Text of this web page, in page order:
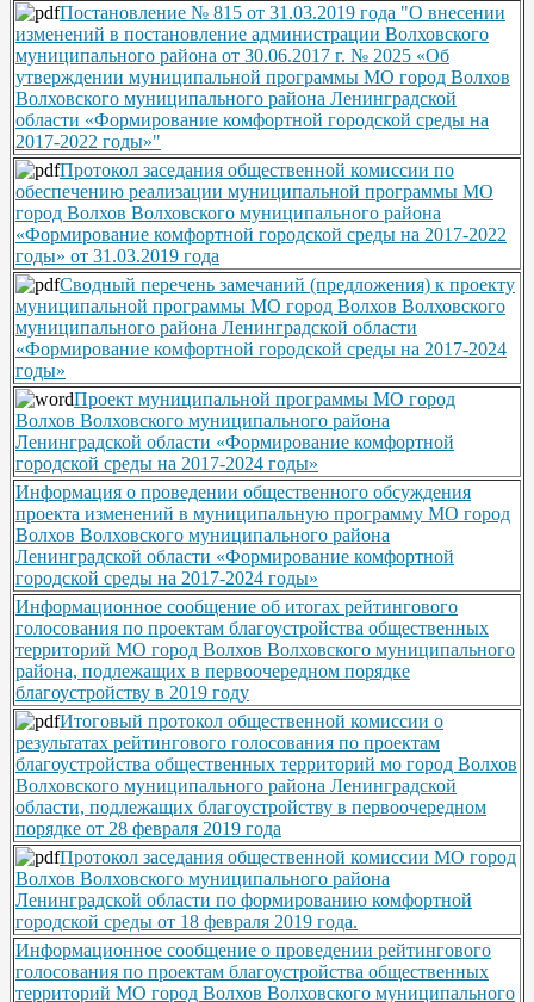
Постановление № 815 от 31.03.2019 года "О внесении
изменений в постановление администрации Волховского
муниципального района от 30.06.2017 г. № 2025 «Об
утверждении муниципальной программы МО город Волхов
Волховского муниципального района Ленинградской
области «Формирование комфортной городской среды на
2017-2022 годы»"
Протокол заседания общественной комиссии по
обеспечению реализации муниципальной программы МО
город Волхов Волховского муниципального района
«Формирование комфортной городской среды на 2017-2022
годы» от 31.03.2019 года
Сводный перечень замечаний (предложения) к проекту
муниципальной программы МО город Волхов Волховского
муниципального района Ленинградской области
«Формирование комфортной городской среды на 2017-2024
годы»
Проект муниципальной программы МО город
Волхов Волховского муниципального района
Ленинградской области «Формирование комфортной
городской среды на 2017-2024 годы»
Информация о проведении общественного обсуждения
проекта изменений в муниципальную программу МО город
Волхов Волховского муниципального района
Ленинградской области «Формирование комфортной
городской среды на 2017-2024 годы»
Информационное сообщение об итогах рейтингового
голосования по проектам благоустройства общественных
территорий МО город Волхов Волховского муниципального
района, подлежащих в первоочередном порядке
благоустройству в 2019 году
Итоговый протокол общественной комиссии о
результатах рейтингового голосования по проектам
благоустройства общественных территорий мо город Волхов
Волховского муниципального района Ленинградской
области, подлежащих благоустройству в первоочередном
порядке от 28 февраля 2019 года
Протокол заседания общественной комиссии МО город
Волхов Волховского муниципального района
Ленинградской области по формированию комфортной
городской среды от 18 февраля 2019 года.
Информационное сообщение о проведении рейтингового
голосования по проектам благоустройства общественных
территорий МО город Волхов Волховского муниципального